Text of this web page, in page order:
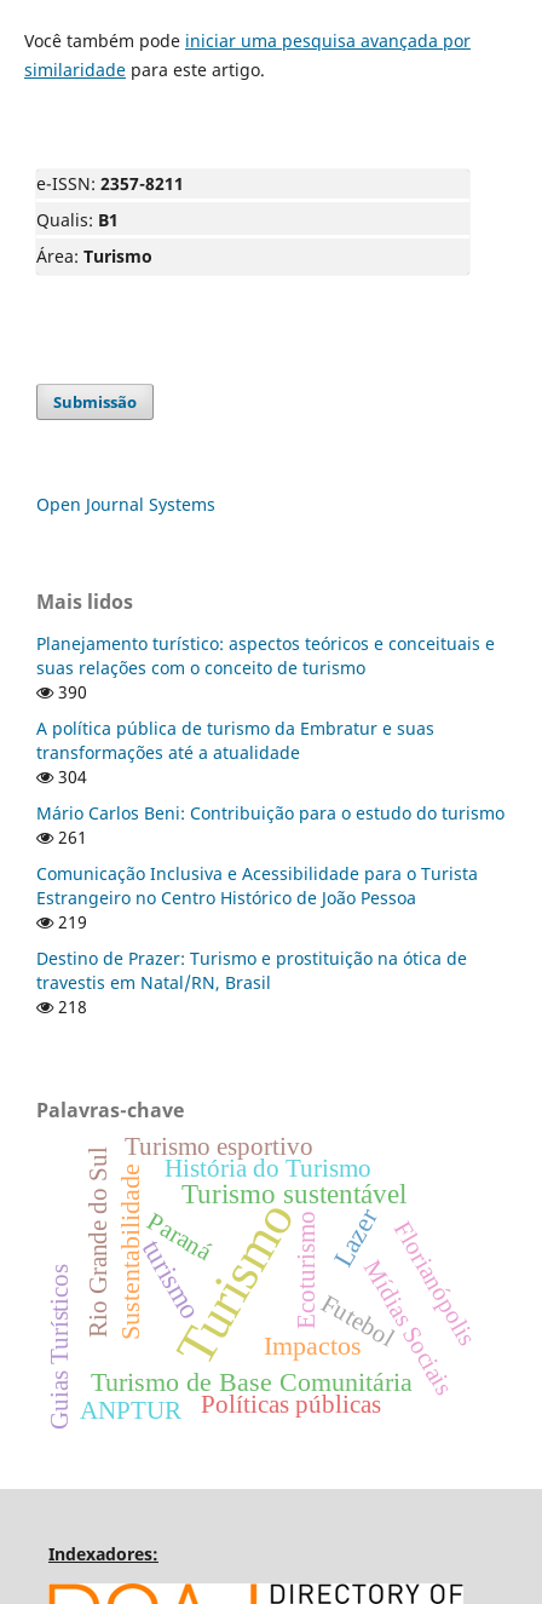
Você também pode iniciar uma pesquisa avançada por
similaridadepara este artigo.
e-ISSN: 2357-8211
Qualis: B1
Área: Turismo
Submissão
Open Journal Systems
Mais lidos
Planejamento turístico: aspectos teóricos e conceituais e
suas relações com o conceito de turismo
390
A política pública de turismo da Embratur e suas
transformações até a atualidade
304
Mário Carlos Beni: Contribuição para o estudo do turismo
261
Comunicação Inclusiva e Acessibilidade para o Turista
Estrangeiro no Centro Histórico de João Pessoa
219
Destino de Prazer: Turismo e prostituição na ótica de
travestis em Natal/RN, Brasil
218
Palavras-chave
Turismo
Turismo sustentável
turismo
Impactos
Lazer
Sustentabilidade
Turismo de Base Comunitária
Ecoturismo Florianópolis
Mídias Sociais
Políticas públicas
Paraná
História do Turismo
Rio Grande do Sul
Guias Turísticos
Turismo esportivo
Futebol
ANPTUR
Indexadores: